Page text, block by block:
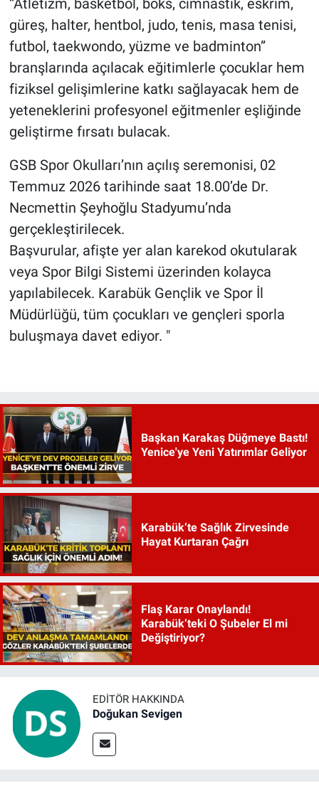
“Atletizm, basketbol, boks, cimnastik, eskrim,
güreş, halter, hentbol, judo, tenis, masa tenisi,
futbol, taekwondo, yüzme ve badminton”
branşlarında açılacak eğitimlerle çocuklar hem
fiziksel gelişimlerine katkı sağlayacak hem de
yeteneklerini profesyonel eğitmenler eşliğinde
geliştirme fırsatı bulacak.
GSB Spor Okulları’nın açılış seremonisi, 02
Temmuz 2026 tarihinde saat 18.00’de Dr.
Necmettin Şeyhoğlu Stadyumu’nda
gerçekleştirilecek.
Başvurular, afişte yer alan karekod okutularak
veya Spor Bilgi Sistemi üzerinden kolayca
yapılabilecek. Karabük Gençlik ve Spor İl
Müdürlüğü, tüm çocukları ve gençleri sporla
buluşmaya davet ediyor. "
Başkan Karakaş Düğmeye Bastı!
Yenice'ye Yeni Yatırımlar Geliyor
Karabük’te Sağlık Zirvesinde
Hayat Kurtaran Çağrı
Flaş Karar Onaylandı!
Karabük’teki O Şubeler El mi
Değiştiriyor?
EDITÖR HAKKINDA
Doğukan Sevigen